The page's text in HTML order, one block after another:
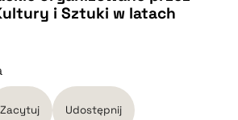
i Sztuki w latach
Zacytuj Udostępnij